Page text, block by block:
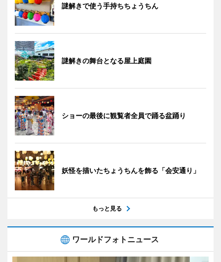
謎解きで使う手持ちちょうちん
謎解きの舞台となる屋上庭園
ショーの最後に観覧者全員で踊る盆踊り
妖怪を描いたちょうちんを飾る「会安通り」
もっと見る
ワールドフォトニュース